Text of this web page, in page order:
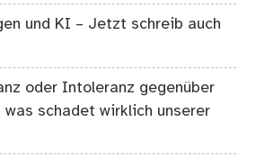
und KI – Jetzt schreib auch
oder Intoleranz gegenüber
schadet wirklich unserer